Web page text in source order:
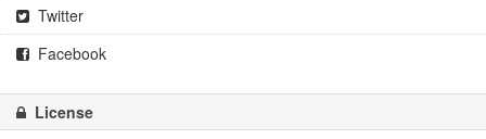
Twitter
Facebook
License